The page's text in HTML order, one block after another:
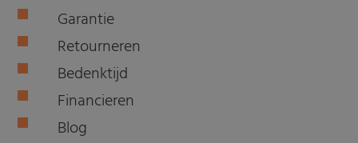
Garantie
Retourneren
Bedenktijd
Financieren
Blog